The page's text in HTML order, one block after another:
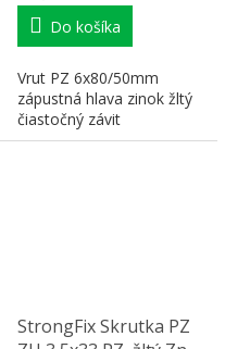
Do košíka
Vrut PZ 6x80/50mm
zápustná hlava zinok žltý
čiastočný závit
StrongFix Skrutka PZ